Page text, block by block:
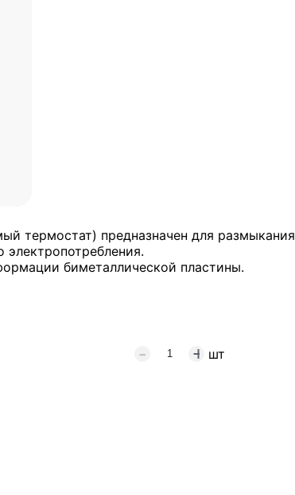
термостат) предназначен для
электропотребления.
биметаллической пластины.
шт